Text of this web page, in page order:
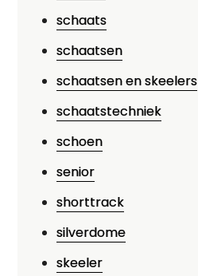
schaats
schaatsen
schaatsen en skeelers
schaatstechniek
schoen
senior
shorttrack
silverdome
skeeler